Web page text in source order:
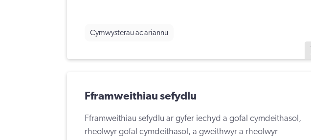
Cymwysterau ac ariannu
Fframweithiau sefydlu
Fframweithiau sefydlu ar gyfer iechyd a gofal cymdeithasol,
rheolwyr gofal cymdeithasol, a gweithwyr a rheolwyr